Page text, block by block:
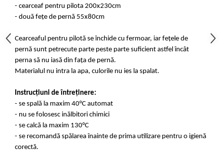
- cearceaf pentru pilota 200x230cm
- două fețe de pernă 55x80cm
Cearceaful pentru pilotă se închide cu fermoar, iar fețele de
pernă sunt petrecute parte peste parte suficient astfel încât
perna să nu iasă din fața de pernă.
Materialul nu intra la apa, culorile nu ies la spalat.
Instrucțiuni de întreținere:
- se spală la maxim 40°C automat
- nu se folosesc inălbitori chimici
- se calcă la maxim 130°C
- se recomandă spălarea înainte de prima utilizare pentru o igienă
corectă.